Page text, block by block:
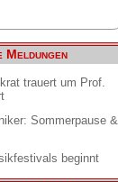
trauert um Prof.
Sommerpause &
beginnt